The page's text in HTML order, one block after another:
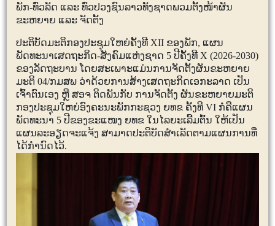
ພັກ-ທົ່ວລັດ ແລະ ທົ່ວປວງຊົນລາວທັງຊາດພວມຕັ້ງໜ້າຜັນ
ຂະຫຍາຍ ແລະ ຈັດຕັ້ງ
ປະຕິບັດມະຕິກອງປະຊຸມໃຫຍ່ຄັ້ງທີ XII ຂອງພັກ, ແຜນ
ພັດທະນາເສດຖະກິດ-ສັງຄົມແຫ່ງຊາດ 5 ປີຄັ້ງທີ X (2026-2030)
ຂອງລັດຖະບານ ໂດຍສະເພາະແມ່ນການຈັດຕັ້ງຜັນຂະຫຍາຍ
ມະຕິ04/ກມສພ ວ່າດ້ວຍການສ້າງເສດຖະກິດເອກະລາດ ເປັນ
ເຈົ້າຕົນເອງ ຫຼື ສອຈ ຕິດພັນກັບ ການຈັດຕັ້ງ ຜັນຂະຫຍາຍມະຕິ
ກອງປະຊຸມໃຫຍ່ອົງຄະນະພັກກະຊວງ ຍທຂ ຄັ້ງທີVI ກໍ່ຄືແຜນ
ພັດທະນາ 5 ປີຂອງຂະແໜງ ຍທຂ ໃນໄລຍະເລີ້ມຕົ້ນ ໃຫ້ເປັນ
ແຜນລະອຽດຈະແຈ້ງ ສາມາດປະຕິບັດສຳເລັດຕາມແຜນການທີ່
ໄດ້ກຳນົດໄວ້.